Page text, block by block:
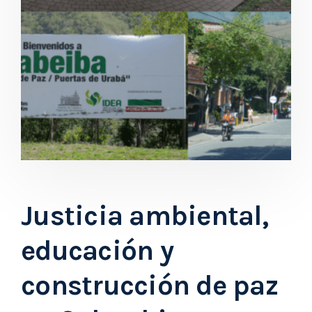
Justicia ambiental,
educación y
construcción de paz